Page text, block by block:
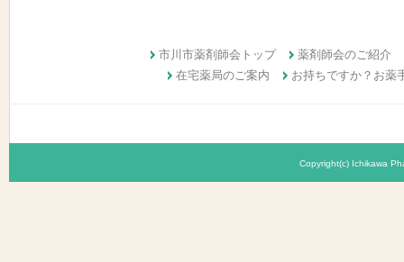
市川市薬剤師会トップ
薬剤師会のご紹介
在宅薬局のご案内
お持ちですか？お薬
Copyright(c) Ichikawa